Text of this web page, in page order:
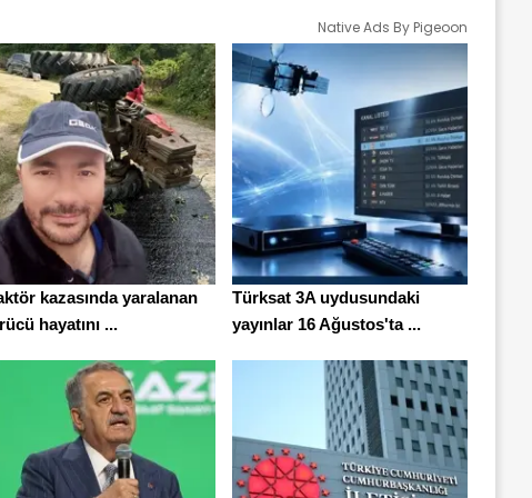
Native Ads By Pigeoon
kazasında yaralanan
hayatını ...
Türksat 3A uydusundaki
yayınlar 16 Ağustos'ta ...